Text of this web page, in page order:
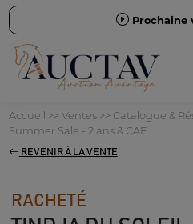
Prochaine
Accueil >> Ventes>> Catalogue &
Summer Sale - 2 ans & CAE
REVENIR À LA VENTE
RACHETÉ